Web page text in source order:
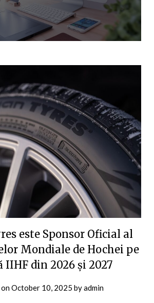
este Sponsor Oficial al
Mondiale de Hochei pe
IIHF din 2026 și 2027
October 10, 2025 byadmin